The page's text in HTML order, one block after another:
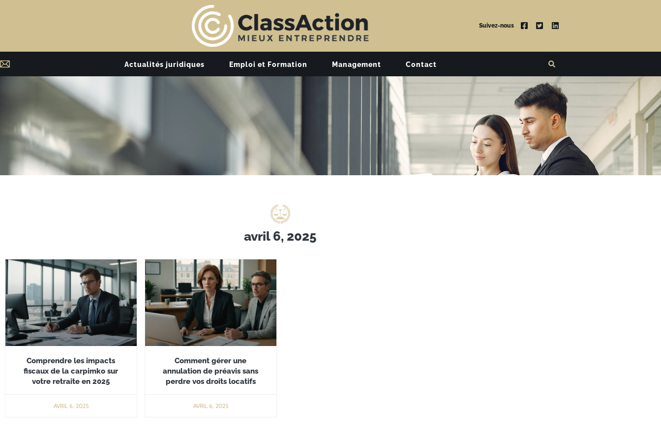
Suivez-nous
Actualités juridiques Emploi et Formation Management Contact
avril 6, 2025
Comprendre les impacts
fiscaux de la carpimko sur
votre retraite en 2025
AVRIL 6, 2025
Comment gérer une
annulation de préavis sans
perdre vos droits locatifs
AVRIL 6, 2025